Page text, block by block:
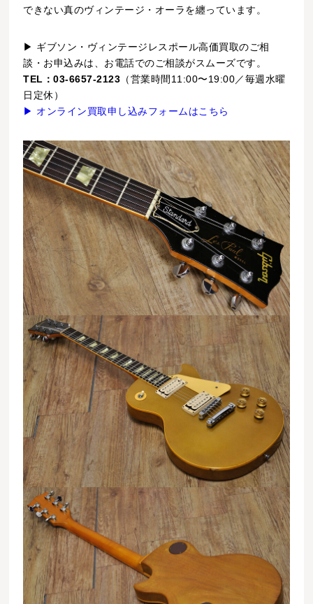
できない真のヴィンテージ・オーラを纏っています。
▶ ギブソン・ヴィンテージレスポール高価買取のご相
談・お申込みは、お電話でのご相談がスムーズです。
TEL：03-6657-2123 （営業時間11:00〜19:00／毎週水曜
日定休）
▶ オンライン買取申し込みフォームはこちら